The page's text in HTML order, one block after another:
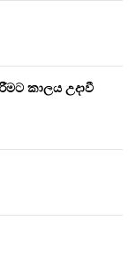
කාලය උදාවී